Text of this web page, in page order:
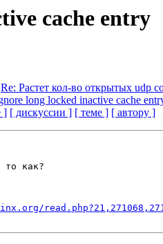
cache entry
Re: Растет кол-во открытых udp
long locked inactive cache
] [ дискуссии ] [ теме ] [ автору ]
то как?